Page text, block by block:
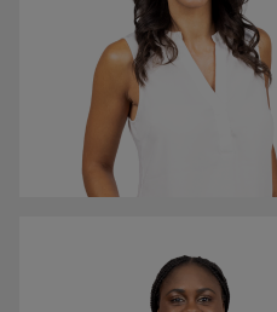
Jugendlichen zu
erreichbar sind,